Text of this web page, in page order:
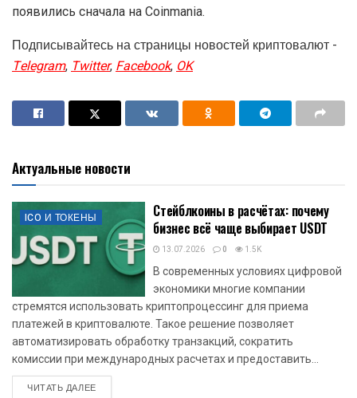
появились сначала на Coinmania.
Подписывайтесь на страницы новостей криптовалют -
Telegram,Twitter,Facebook,OK
Актуальные новости
ICO И ТОКЕНЫ
Стейблкоины в расчётах: почему
бизнес всё чаще выбирает USDT
13.07.2026 0 1.5K
В современных условиях цифровой
экономики многие компании
стремятся использовать криптопроцессинг для приема
платежей в криптовалюте. Такое решение позволяет
автоматизировать обработку транзакций, сократить
комиссии при международных расчетах и предоставить...
ЧИТАТЬ ДАЛЕЕDETAILS